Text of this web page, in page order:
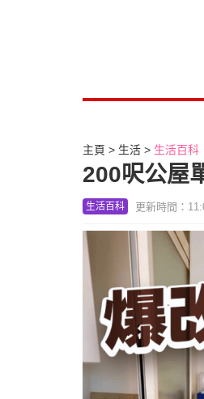
主頁 生活 生活百科
200呎公屋
生活百科 更新時間：